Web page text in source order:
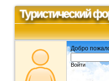
Туристический
Добро
Войти